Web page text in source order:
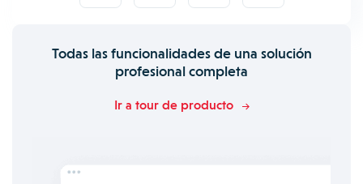
Todas las funcionalidades de una solución
profesional completa
Ir a tour de producto